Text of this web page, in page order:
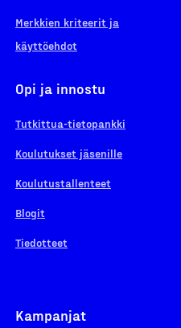
Merkkien kriteerit ja
käyttöehdot
Opi ja innostu
Tutkittua-tietopankki
Koulutukset jäsenille
Koulutustallenteet
Blogit
Tiedotteet
Kampanjat